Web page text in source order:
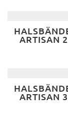
ARTISAN
ARTISAN